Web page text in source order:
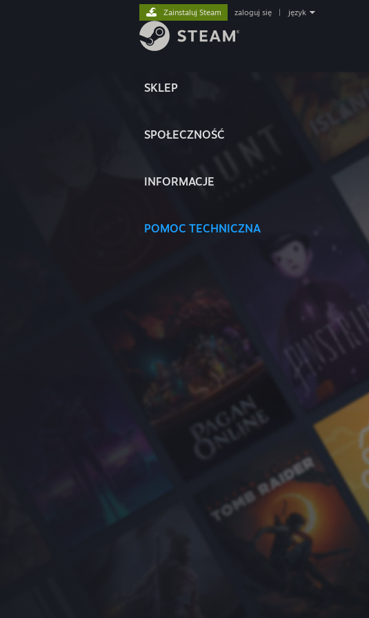
SKLEP
SPOŁECZNOŚĆ
INFORMACJE
POMOC TECHNICZNA
Zainstaluj Steam zaloguj się język